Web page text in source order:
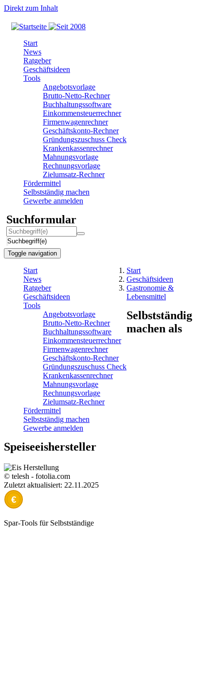
Direkt zum Inhalt
Start
News
Ratgeber
Geschäftsideen
Tools
Angebotsvorlage
Brutto-Netto-Rechner
Buchhaltungssoftware
Einkommensteuerrechner
Firmenwagenrechner
Geschäftskonto-Rechner
Gründungszuschuss Check
Krankenkassenrechner
Mahnungsvorlage
Rechnungsvorlage
Zielumsatz-Rechner
Fördermittel
Selbstständig machen
Gewerbe anmelden
Suchformular
Suchbegriff(e)
Toggle navigation
Start
News
Ratgeber
Geschäftsideen
Tools
Angebotsvorlage
Brutto-Netto-Rechner
Buchhaltungssoftware
Einkommensteuerrechner
Firmenwagenrechner
Geschäftskonto-Rechner
Gründungszuschuss Check
Krankenkassenrechner
Mahnungsvorlage
Rechnungsvorlage
Zielumsatz-Rechner
Fördermittel
Selbstständig machen
Gewerbe anmelden
Start
Geschäftsideen
Gastronomie &
Lebensmittel
Selbstständig
machen als
Speiseeishersteller
© telesh - fotolia.com
Zuletzt aktualisiert: 22.11.2025
€
Spar-Tools für Selbstständige